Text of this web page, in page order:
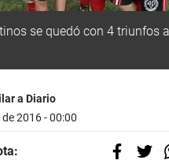
se quedó con 4 triunfos
a Diario
2016 - 00:00